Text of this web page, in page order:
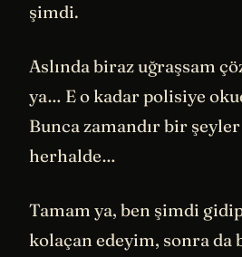
şimdi.
Aslında biraz uğraşsam
ya… E o kadar polisiye
Bunca zamandır bir
herhalde…
Tamam ya, ben şimdi
kolaçan edeyim, sonra da